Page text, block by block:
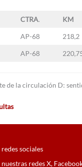
CTRA. KM
AP-68 218,2
AP-68
de la circulación D:
sociales
redes X,